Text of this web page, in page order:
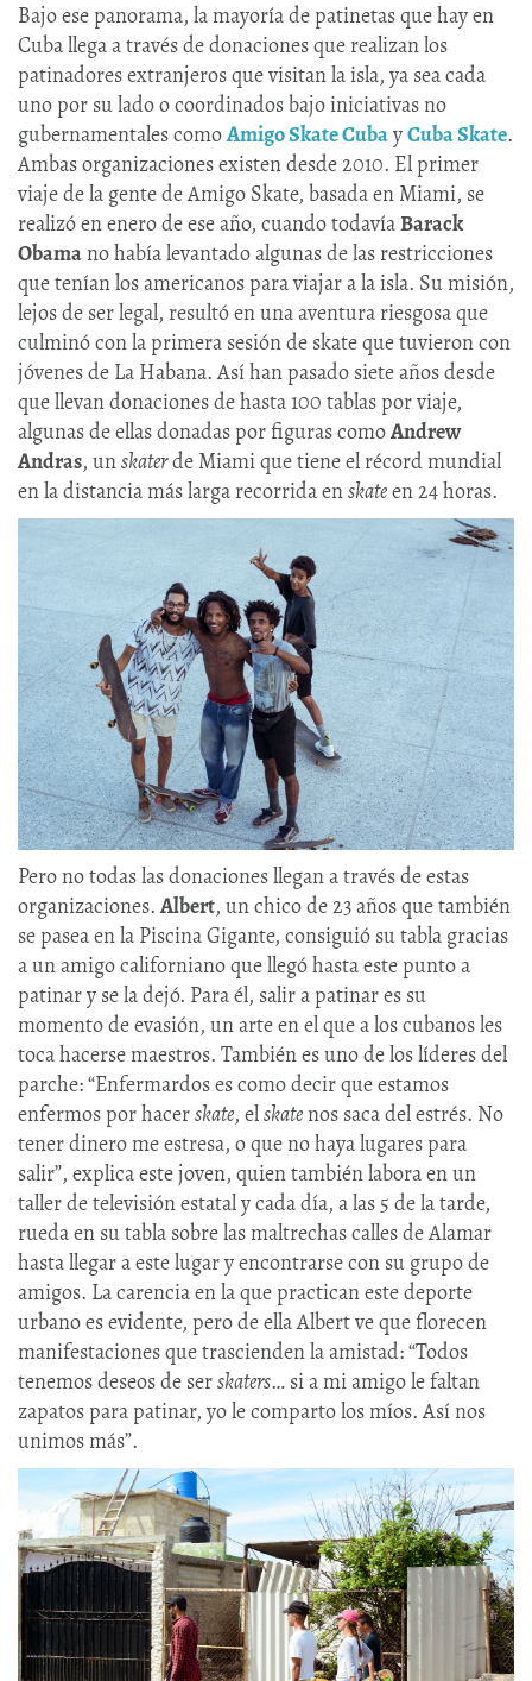
Bajo ese panorama, la mayoría de patinetas que hay en
Cuba llega a través de donaciones que realizan los
patinadores extranjeros que visitan la isla, ya sea cada
uno por su lado o coordinados bajo iniciativas no
gubernamentales comoAmigo Skate CubayCuba Skate.
Ambas organizaciones existen desde 2010. El primer
viaje de la gente de Amigo Skate, basada en Miami, se
realizó en enero de ese año, cuando todavíaBarack
Obamano había levantado algunas de las restricciones
que tenían los americanos para viajar a la isla. Su misión,
lejos de ser legal, resultó en una aventura riesgosa que
culminó con la primera sesión de skate que tuvieron con
jóvenes de La Habana. Así han pasado siete años desde
que llevan donaciones de hasta 100 tablas por viaje,
algunas de ellas donadas por figuras comoAndrew
Andras, unskaterde Miami que tiene el récord mundial
en la distancia más larga recorrida enskateen 24 horas.
Pero no todas las donaciones llegan a través de estas
organizaciones. Albert, un chico de 23 años que también
se pasea en la Piscina Gigante, consiguió su tabla gracias
a un amigo californiano que llegó hasta este punto a
patinar y se la dejó. Para él, salir a patinar es su
momento de evasión, un arte en el que a los cubanos les
toca hacerse maestros. También es uno de los líderes del
parche: “Enfermardos es como decir que estamos
enfermos por hacerskate, elskatenos saca del estrés. No
tener dinero me estresa, o que no haya lugares para
salir”, explica este joven, quien también labora en un
taller de televisión estatal y cada día, a las 5 de la tarde,
rueda en su tabla sobre las maltrechas calles de Alamar
hasta llegar a este lugar y encontrarse con su grupo de
amigos. La carencia en la que practican este deporte
urbano es evidente, pero de ella Albert ve que florecen
manifestaciones que trascienden la amistad: “Todos
tenemos deseos de serskaters… si a mi amigo le faltan
zapatos para patinar, yo le comparto los míos. Así nos
unimos más”.